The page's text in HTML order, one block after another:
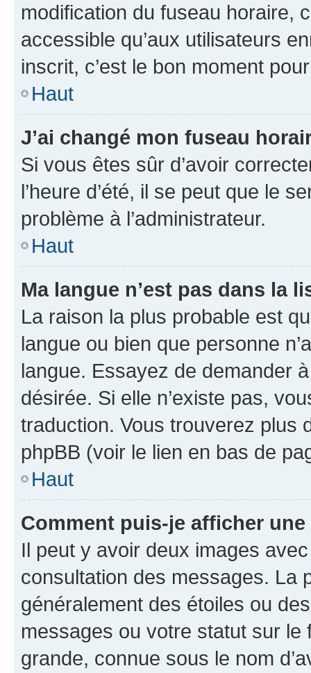
modification du fuseau horaire,
accessible qu’aux utilisateurs
inscrit, c’est le bon moment
Haut
J’ai changé mon fuseau
Si vous êtes sûr d’avoir
l’heure d’été, il se peut que le
problème à l’administrateur.
Haut
Ma langue n’est pas dans la
La raison la plus probable est
langue ou bien que personne
langue. Essayez de demander
désirée. Si elle n’existe pas,
traduction. Vous trouverez plus
phpBB (voir le lien en bas de
Haut
Comment puis-je afficher
Il peut y avoir deux images
consultation des messages. La
généralement des étoiles ou
messages ou votre statut sur
grande, connue sous le nom